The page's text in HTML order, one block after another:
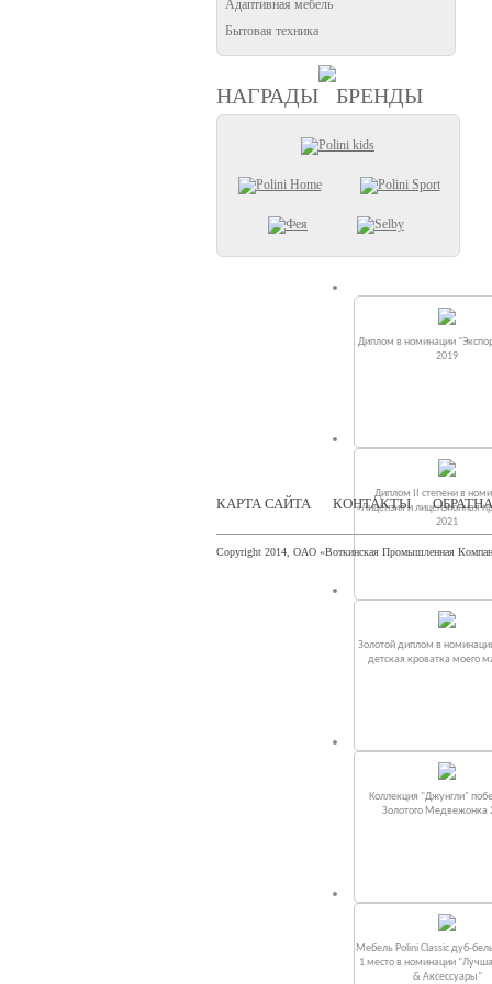
Адаптивная мебель
Бытовая техника
НАГРАДЫ БРЕНДЫ
Диплом в номинации
2019
Диплом II степени в
«Лицензия и лицензионная
2021
Золотой диплом в
детская кроватка моего
Коллекция "Джунгли"
Золотого Медвежонка
Мебель Polini Classic дуб-
1 место в номинации
& Аксессуары"
КАРТА САЙТА КОНТАКТЫ
Copyright 2014, ОАО «Воткинская Промышленная